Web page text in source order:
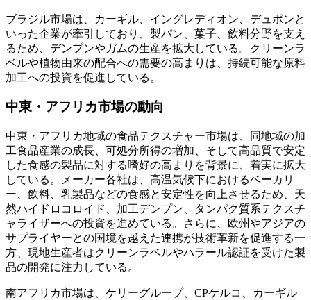
ブラジル市場は、カーギル、イングレディオン、デュポンと
いった企業が牽引しており、製パン、菓子、飲料分野を支え
るため、デンプンやガムの生産を拡大している。クリーンラ
ベルや植物由来の配合への需要の高まりは、持続可能な原料
加工への投資を促進している。
中東・アフリカ市場の動向
中東・アフリカ地域の食品テクスチャー市場は、同地域の加
工食品産業の成長、可処分所得の増加、そして高品質で安定
した食感の製品に対する嗜好の高まりを背景に、着実に拡大
している。メーカー各社は、高温気候下におけるベーカリ
ー、飲料、乳製品などの食感と安定性を向上させるため、天
然ハイドロコロイド、加工デンプン、タンパク質系テクスチ
ャライザーへの投資を進めている。さらに、欧州やアジアの
サプライヤーとの国境を越えた連携が技術革新を促進する一
方、現地生産者はクリーンラベルやハラール認証を受けた製
品の開発に注力している。
南アフリカ市場は、ケリーグループ、CPケルコ、カーギル